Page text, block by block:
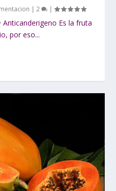
|2 |
Anticanderigeno Es la fruta
por eso...